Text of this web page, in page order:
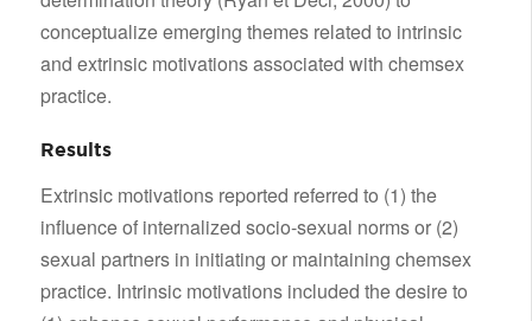
conceptualize emerging themes related to intrinsic
and extrinsic motivations associated with chemsex
practice.
Results
Extrinsic motivations reported referred to (1) the
influence of internalized socio-sexual norms or (2)
sexual partners in initiating or maintaining chemsex
practice. Intrinsic motivations included the desire to